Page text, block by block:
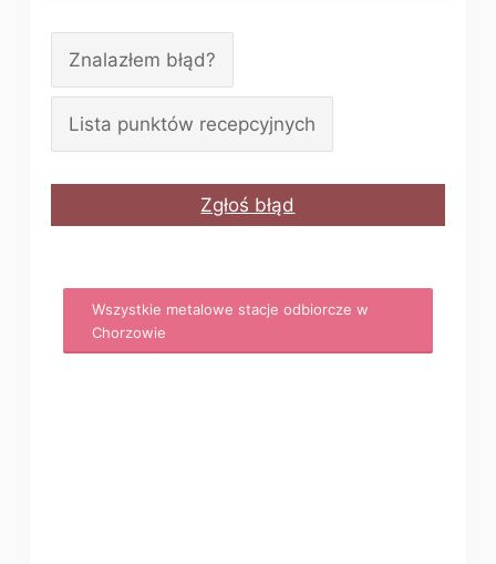
Znalazłem błąd?
Lista punktów recepcyjnych
Zgłoś błąd
Wszystkie metalowe stacje odbiorcze w
Chorzowie